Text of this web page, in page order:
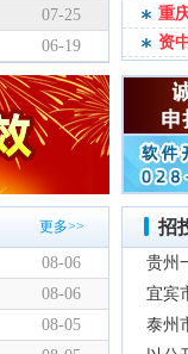
07-25
06-19
四
杭
四
成
成
成
四
四
四
四
中
四
资
南
内
成
自
四
四
成
自
四
自
四
更多>>
08-06
08-06
08-05
招
贵州
场规
宜宾
场环
泰州